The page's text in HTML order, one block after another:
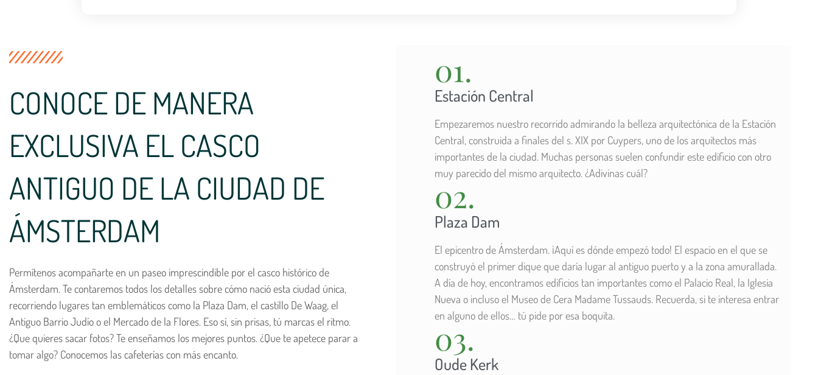
CONOCE DE MANERA
EXCLUSIVA EL CASCO
ANTIGUO DE LA CIUDAD DE
ÁMSTERDAM
Permítenos acompañarte en un paseo imprescindible por el casco histórico de
Ámsterdam. Te contaremos todos los detalles sobre cómo nació esta ciudad única,
recorriendo lugares tan emblemáticos como la Plaza Dam, el castillo De Waag, el
Antiguo Barrio Judío o el Mercado de la Flores. Eso sí, sin prisas, tú marcas el ritmo.
¿Que quieres sacar fotos? Te enseñamos los mejores puntos. ¿Que te apetece parar a
tomar algo? Conocemos las cafeterías con más encanto.
01.
Estación Central
Empezaremos nuestro recorrido admirando la belleza arquitectónica de la Estación
Central, construida a finales del s. XIX por Cuypers, uno de los arquitectos más
importantes de la ciudad. Muchas personas suelen confundir este edificio con otro
muy parecido del mismo arquitecto. ¿Adivinas cuál?
02.
Plaza Dam
El epicentro de Ámsterdam. ¡Aquí es dónde empezó todo! El espacio en el que se
construyó el primer dique que daría lugar al antiguo puerto y a la zona amurallada.
A día de hoy, encontramos edificios tan importantes como el Palacio Real, la Iglesia
Nueva o incluso el Museo de Cera Madame Tussauds. Recuerda, si te interesa entrar
en alguno de ellos… tú pide por esa boquita.
03.
Oude Kerk